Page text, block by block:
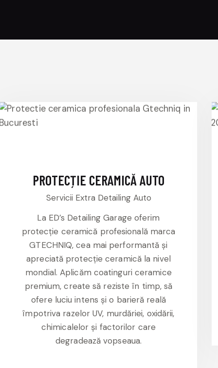
PROTECȚIE CERAMICĂ AUTO
Servicii Extra Detailing Auto
La ED’s Detailing Garage oferim
protecție ceramică profesională marca
GTECHNIQ, cea mai performantă și
apreciată protecție ceramică la nivel
mondial. Aplicăm coatinguri ceramice
premium, create să reziste în timp, să
ofere luciu intens și o barieră reală
împotriva razelor UV, murdăriei, oxidării,
chimicalelor și factorilor care
degradează vopseaua.